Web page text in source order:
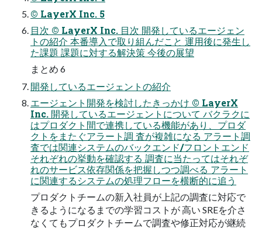
© LayerX Inc. 5
目次 © LayerX Inc. 目次 開発しているエージェン
トの紹介 本番導入で取り組んだこと 運用後に発生し
た課題 課題に対する解決策 今後の展望
まとめ 6
開発しているエージェントの紹介
エージェント開発を検討したきっかけ © LayerX
Inc. 開発しているエージェントについて バクラクに
はプロダクト間で連携している機能があり、プロダ
クトをまたぐアラート調 査が複雑になる アラート調
査では関連システムのバックエンド/フロントエンド
それぞれの挙動を確認する 調査に当たってはそれぞ
れのサービス依存関係を把握しつつ調べる アラート
に関連するシステムの処理フローを横断的に追う
プロダクトチームの新入社員が上記の調査に対応で
きるようになるまでの学習コストが 高い SREを介さ
なくてもプロダクトチームで調査や修正対応が継続